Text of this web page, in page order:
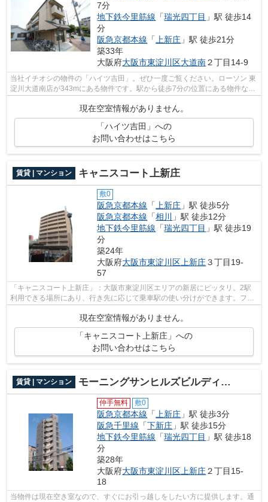
7分
地下鉄今里筋線 「瑞光四丁目 」駅 徒歩14
分
阪急京都本線 「 上新庄 」駅 徒歩21分
築33年
大阪府大阪市東淀川区大道南２丁目14-9
当社イチオシの物件の「ハイツ吉田」。ぜひ一度ご覧ください。ローソン 東
淀川大道南店が343mにある物件です。駅から徒歩7分の位置にある物件なの
現在空室情報がありません。
「ハイツ吉田」への
お問い合わせはこちら
賃貸 | マンション キャニスコート上新庄
敷0
阪急京都本線 「 上新庄 」駅 徒歩5分
阪急京都本線 「相川
」駅 徒歩12分
地下鉄今里筋線 「瑞光四丁目 」駅 徒歩19
分
築24年
大阪府大阪市東淀川区 上新庄３丁目19-
57
「キャニスコート上新庄」：大阪市東淀川区エリアの新居にピッタリ。2駅
利用できる場所にあり、行き先に応じて乗車駅の使い分けができます。フロ
ーリングなので、どんな世代の方にもな...
現在空室情報がありません。
「キャニスコート上新庄」への
お問い合わせはこちら
賃貸 | マンション モーニングサンヒルズビルディング
仲手無料 敷0
阪急京都本線 「上新庄 」駅 徒歩3分
阪急千里線 「下新庄 」駅 徒歩15分
地下鉄今里筋線 「瑞光四丁目 」駅 徒歩18
分
築28年
大阪府大阪市東淀川区上新庄２丁目15-
18
当物件は現在空き室なので、すぐにお引っ越しをしたい方に提供します。通